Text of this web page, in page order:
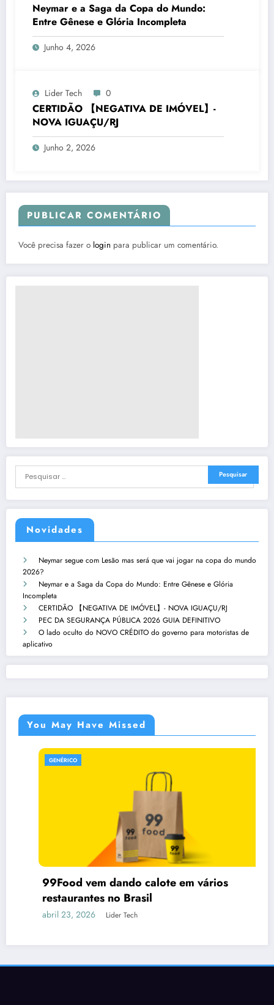
Novidades
Neymar segue com Lesão mas será que vai jogar na copa do mundo
2026?
Neymar e a Saga da Copa do Mundo: Entre Gênese e Glória
Incompleta
CERTIDÃO 【NEGATIVA DE IMÓVEL】- NOVA IGUAÇU/RJ
PEC DA SEGURANÇA PÚBLICA 2026 GUIA DEFINITIVO
O lado oculto do NOVO CRÉDITO do governo para motoristas de
aplicativo
Neymar e a Saga da Copa do Mundo:
Entre Gênese e Glória Incompleta
Junho 4, 2026
Lider Tech 0
CERTIDÃO 【NEGATIVA DE IMÓVEL】-
NOVA IGUAÇU/RJ
Junho 2, 2026
PUBLICAR COMENTÁRIO
Você precisa fazer o login para publicar um comentário.
You May Have Missed
GENÉRICO
99Food vem dando calote em vários
restaurantes no Brasil
abril 23, 2026 Lider Tech